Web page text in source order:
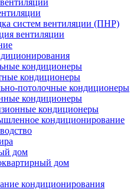
систем вентиляции (ПНР)
вентиляции
кондиционеры
кондиционеры
потолочные кондиционеры
кондиционеры
кондиционеры
кондиционирование
дом
дом
кондиционирования